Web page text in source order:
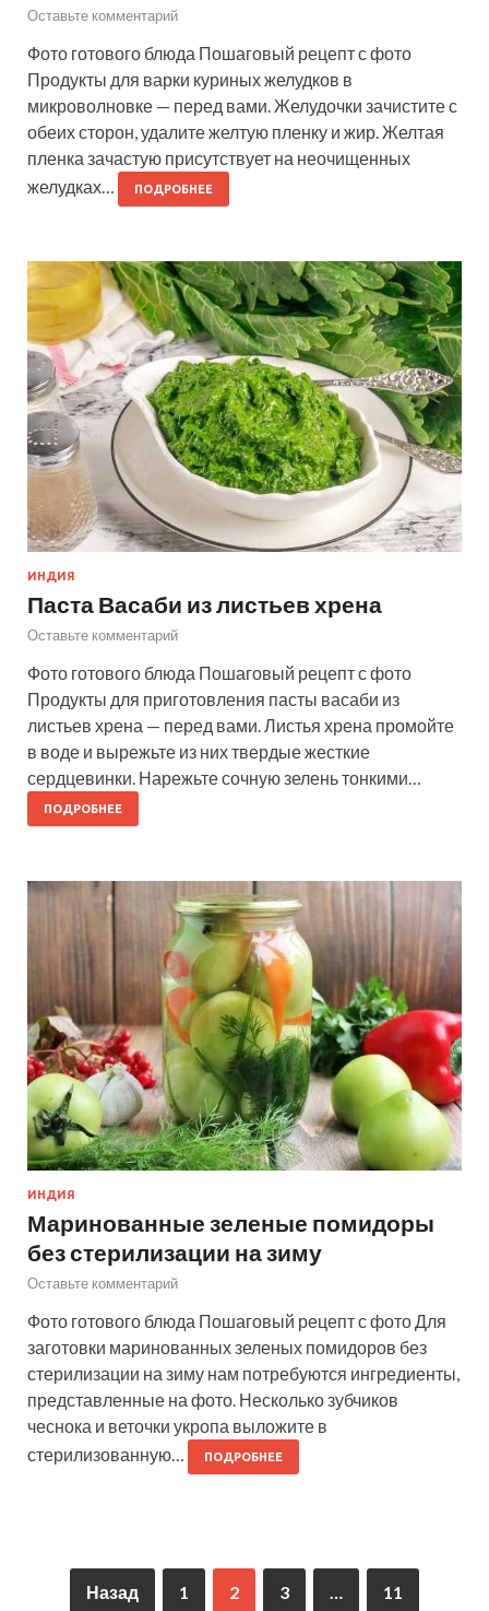
Оставьте комментарий
Фото готового блюда Пошаговый рецепт с фото
Продукты для варки куриных желудков в
микроволновке — перед вами. Желудочки зачистите с
обеих сторон, удалите желтую пленку и жир. Желтая
пленка зачастую присутствует на неочищенных
желудках…
ПОДРОБНЕЕ
ИНДИЯ
Паста Васаби из листьев хрена
Оставьте комментарий
Фото готового блюда Пошаговый рецепт с фото
Продукты для приготовления пасты васаби из
листьев хрена — перед вами. Листья хрена промойте
в воде и вырежьте из них твердые жесткие
сердцевинки. Нарежьте сочную зелень тонкими…
ПОДРОБНЕЕ
ИНДИЯ
Маринованные зеленые помидоры
без стерилизации на зиму
Оставьте комментарий
Фото готового блюда Пошаговый рецепт с фото Для
заготовки маринованных зеленых помидоров без
стерилизации на зиму нам потребуются ингредиенты,
представленные на фото. Несколько зубчиков
чеснока и веточки укропа выложите в
стерилизованную…
ПОДРОБНЕЕ
Назад 1 2 3 … 11